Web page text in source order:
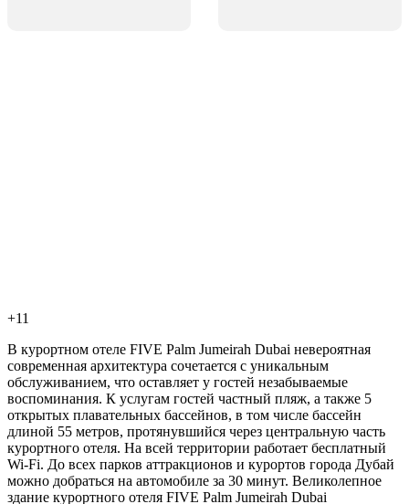
+11
В курортном отеле FIVE Palm Jumeirah Dubai невероятная
современная архитектура сочетается с уникальным
обслуживанием, что оставляет у гостей незабываемые
воспоминания. К услугам гостей частный пляж, а также 5
открытых плавательных бассейнов, в том числе бассейн
длиной 55 метров, протянувшийся через центральную часть
курортного отеля. На всей территории работает бесплатный
Wi-Fi. До всех парков аттракционов и курортов города Дубай
можно добраться на автомобиле за 30 минут. Великолепное
здание курортного отеля FIVE Palm Jumeirah Dubai